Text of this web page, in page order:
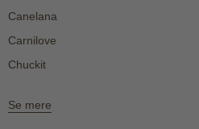
Canelana
Carnilove
Chuckit
Se mere